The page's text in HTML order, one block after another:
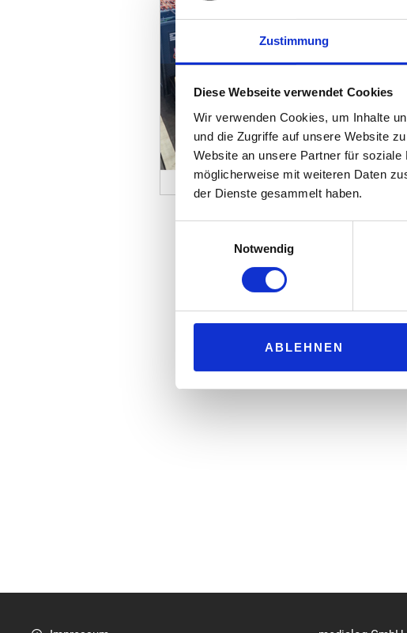
Zustimmung
Diese Webseite verwendet Cookies
Wir verwenden Cookies, um Inhalte
und die Zugriffe auf unsere Website
Website an unsere Partner für
möglicherweise mit weiteren Daten
der Dienste gesammelt haben.
Notwendig
ABLEHNEN